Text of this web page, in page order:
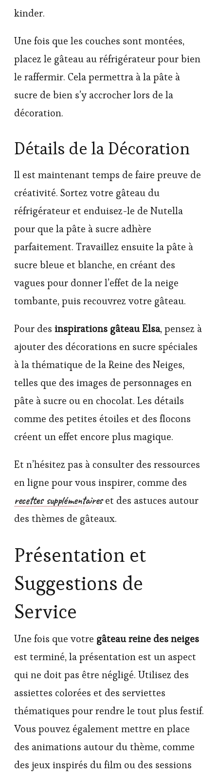
kinder.
Une fois que les couches sont montées,
placez le gâteau au réfrigérateur pour bien
le raffermir. Cela permettra à la pâte à
sucre de bien s’y accrocher lors de la
décoration.
Détails de la Décoration
Il est maintenant temps de faire preuve de
créativité. Sortez votre gâteau du
réfrigérateur et enduisez-le de Nutella
pour que la pâte à sucre adhère
parfaitement. Travaillez ensuite la pâte à
sucre bleue et blanche, en créant des
vagues pour donner l’effet de la neige
tombante, puis recouvrez votre gâteau.
Pour des inspirations gâteau Elsa, pensez à
ajouter des décorations en sucre spéciales
à la thématique de la Reine des Neiges,
telles que des images de personnages en
pâte à sucre ou en chocolat. Les détails
comme des petites étoiles et des flocons
créent un effet encore plus magique.
Et n’hésitez pas à consulter des ressources
en ligne pour vous inspirer, comme des
recettes supplémentaireset des astuces autour
des thèmes de gâteaux.
Présentation et
Suggestions de
Service
Une fois que votre gâteau reine des neiges
est terminé, la présentation est un aspect
qui ne doit pas être négligé. Utilisez des
assiettes colorées et des serviettes
thématiques pour rendre le tout plus festif.
Vous pouvez également mettre en place
des animations autour du thème, comme
des jeux inspirés du film ou des sessions